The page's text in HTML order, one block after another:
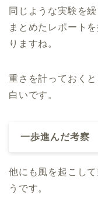
同じような実験を
まとめたレポート
りますね。
重さを計っておく
白いです。
一歩進んだ考察
他にも風を起こし
うです。